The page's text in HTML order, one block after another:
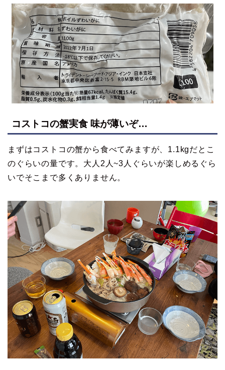
コストコの蟹実食 味が薄いぞ…
まずはコストコの蟹から食べてみますが、1.1kgだとこ
のぐらいの量です。大人2人~3人ぐらいが楽しめるぐら
いでそこまで多くありません。